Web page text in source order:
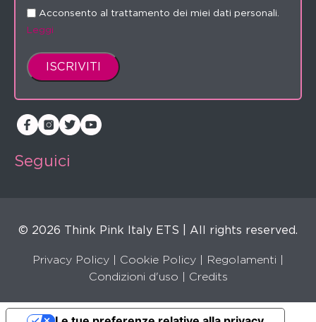
Acconsento al trattamento dei miei dati personali.
Leggi
Seguici
© 2026 Think Pink Italy ETS | All rights reserved.
Privacy Policy Cookie Policy Regolamenti
Condizioni d'uso |
Credits